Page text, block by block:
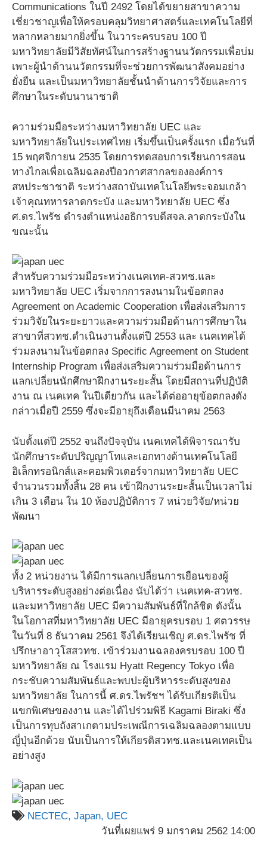
Communications ในปี 2492 โดยได้ขยายสาขาความ
เชี่ยวชาญเพื่อให้ครอบคลุมวิทยาศาสตร์และเทคโนโลยีที่
หลากหลายมากยิ่งขึ้น ในวาระครบรอบ 100 ปี
มหาวิทยาลัยมีวิสัยทัศน์ในการสร้างฐานนวัตกรรมเพื่อบ่ม
เพาะผู้นำด้านนวัตกรรมที่จะช่วยการพัฒนาสังคมอย่าง
ยั่งยืน และเป็นมหาวิทยาลัยชั้นนำด้านการวิจัยและการ
ศึกษาในระดับนานาชาติ
ความร่วมมือระหว่างมหาวิทยาลัย UEC และ
มหาวิทยาลัยในประเทศไทย เริ่มขึ้นเป็นครั้งแรก เมื่อวันที่
15 พฤศจิกายน 2535 โดยการทดสอบการเรียนการสอน
ทางไกลเพื่อเฉลิมฉลองปีอวกาศสากลขององค์การ
สหประชาชาติ ระหว่างสถาบันเทคโนโลยีพระจอมเกล้า
เจ้าคุณทหารลาดกระบัง และมหาวิทยาลัย UEC ซึ่ง
ศ.ดร.ไพรัช ดำรงตำแหน่งอธิการบดีสจล.ลาดกระบังใน
ขณะนั้น
สำหรับความร่วมมือระหว่างเนคเทค-สวทช.และ
มหาวิทยาลัย UEC เริ่มจากการลงนามในข้อตกลง
Agreement on Academic Cooperation เพื่อส่งเสริมการ
ร่วมวิจัยในระยะยาวและความร่วมมือด้านการศึกษาใน
สาขาที่สวทช.ดำเนินงานตั้งแต่ปี 2553 และ เนคเทคได้
ร่วมลงนามในข้อตกลง Specific Agreement on Student
Internship Program เพื่อส่งเสริมความร่วมมือด้านการ
แลกเปลี่ยนนักศึกษาฝึกงานระยะสั้น โดยมีสถานที่ปฏิบัติ
งาน ณ เนคเทค ในปีเดียวกัน และได้ต่ออายุข้อตกลงดัง
กล่าวเมื่อปี 2559 ซึ่งจะมีอายุถึงเดือนมีนาคม 2563
นับตั้งแต่ปี 2552 จนถึงปัจจุบัน เนคเทคได้พิจารณารับ
นักศึกษาระดับปริญญาโทและเอกทางด้านเทคโนโลยี
อิเล็กทรอนิกส์และคอมพิวเตอร์จากมหาวิทยาลัย UEC
จำนวนรวมทั้งสิ้น 28 คน เข้าฝึกงานระยะสั้นเป็นเวลาไม่
เกิน 3 เดือน ใน 10 ห้องปฏิบัติการ 7 หน่วยวิจัย/หน่วย
พัฒนา
ทั้ง 2 หน่วยงาน ได้มีการแลกเปลี่ยนการเยือนของผู้
บริหารระดับสูงอย่างต่อเนื่อง นับได้ว่า เนคเทค-สวทช.
และมหาวิทยาลัย UEC มีความสัมพันธ์ที่ใกล้ชิด ดังนั้น
ในโอกาสที่มหาวิทยาลัย UEC มีอายุครบรอบ 1 ศตวรรษ
ในวันที่ 8 ธันวาคม 2561 จึงได้เรียนเชิญ ศ.ดร.ไพรัช ที่
ปรึกษาอาวุโสสวทช. เข้าร่วมงานฉลองครบรอบ 100 ปี
มหาวิทยาลัย ณ โรงแรม Hyatt Regency Tokyo เพื่อ
กระชับความสัมพันธ์และพบปะผู้บริหารระดับสูงของ
มหาวิทยาลัย ในการนี้ ศ.ดร.ไพรัชฯ ได้รับเกียรติเป็น
แขกพิเศษของงาน และได้ไปร่วมพิธี Kagami Biraki ซึ่ง
เป็นการทุบถังสาเกตามประเพณีการเฉลิมฉลองตามแบบ
ญี่ปุ่นอีกด้วย นับเป็นการให้เกียรติสวทช.และเนคเทคเป็น
อย่างสูง
NECTEC, Japan, UEC
วันที่เผยแพร่ 9 มกราคม 2562 14:00